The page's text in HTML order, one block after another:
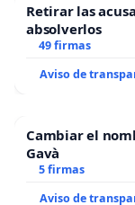
Retirar las
absolverlos
49 firmas
Aviso de
Cambiar el
Gavà
5 firmas
Aviso de